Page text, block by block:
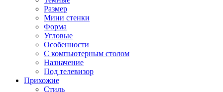
Размер
Мини стенки
Форма
Угловые
Особенности
С компьютерным столом
Назначение
Под телевизор
Прихожие
Стиль